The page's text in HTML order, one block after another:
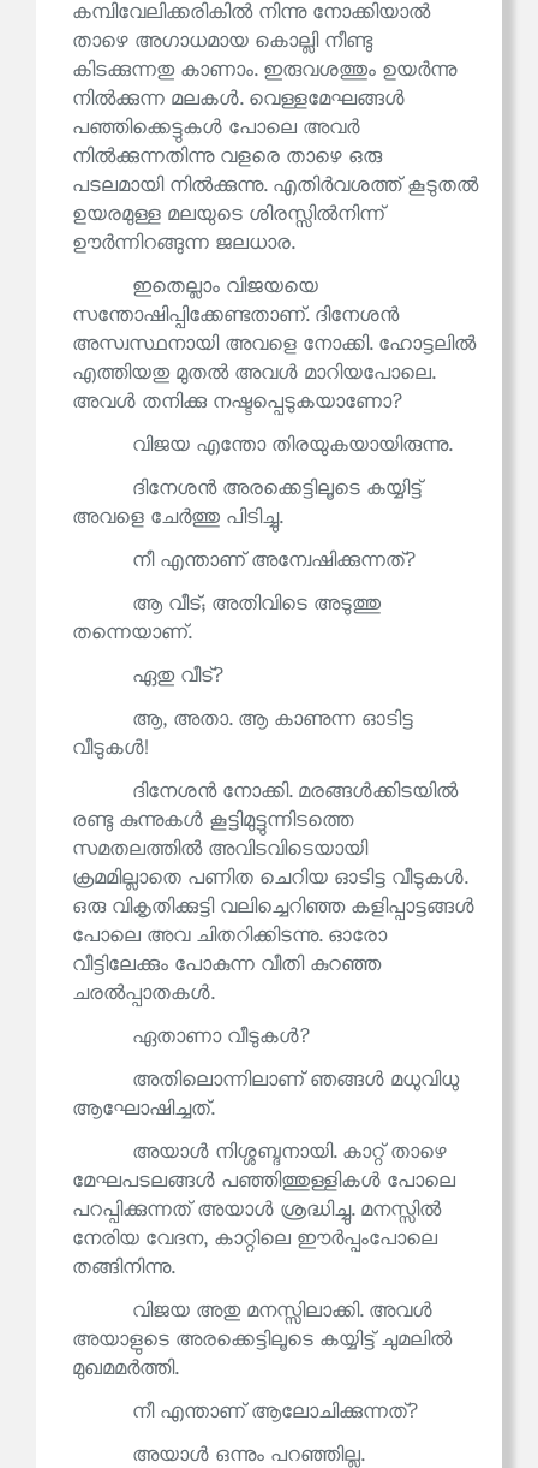
കമ്പിവേലിക്കരികിൽ നിന്നു നോക്കിയാൽ
താഴെ അഗാധമായ കൊല്ലി നീണ്ടു
കിടക്കുന്നതു കാണാം. ഇരുവശത്തും ഉയർന്നു
നിൽക്കുന്ന മലകൾ. വെള്ളമേഘങ്ങൾ
പഞ്ഞിക്കെട്ടുകൾ പോലെ അവർ
നിൽക്കുന്നതിന്നു വളരെ താഴെ ഒരു
പടലമായി നിൽക്കുന്നു. എതിർവശത്ത് കൂടുതൽ
ഉയരമുള്ള മലയുടെ ശിരസ്സിൽനിന്ന്
ഊർന്നിറങ്ങുന്ന ജലധാര.
ഇതെല്ലാം വിജയയെ
സന്തോഷിപ്പിക്കേണ്ടതാണ്. ദിനേശൻ
അസ്വസ്ഥനായി അവളെ നോക്കി. ഹോട്ടലിൽ
എത്തിയതു മുതൽ അവൾ മാറിയപോലെ.
അവൾ തനിക്കു നഷ്ടപ്പെടുകയാണോ?
വിജയ എന്തോ തിരയുകയായിരുന്നു.
ദിനേശൻ അരക്കെട്ടിലൂടെ കയ്യിട്ട്
അവളെ ചേർത്തു പിടിച്ചു.
നീ എന്താണ് അന്വേഷിക്കുന്നത്?
ആ വീട്; അതിവിടെ അടുത്തു
തന്നെയാണ്.
ഏതു വീട്?
ആ, അതാ. ആ കാണുന്ന ഓടിട്ട
വീടുകൾ!
ദിനേശൻ നോക്കി. മരങ്ങൾക്കിടയിൽ
രണ്ടു കുന്നുകൾ കൂട്ടിമുട്ടുന്നിടത്തെ
സമതലത്തിൽ അവിടവിടെയായി
ക്രമമില്ലാതെ പണിത ചെറിയ ഓടിട്ട വീടുകൾ.
ഒരു വികൃതിക്കുട്ടി വലിച്ചെറിഞ്ഞ കളിപ്പാട്ടങ്ങൾ
പോലെ അവ ചിതറിക്കിടന്നു. ഓരോ
വീട്ടിലേക്കും പോകുന്ന വീതി കുറഞ്ഞ
ചരൽപ്പാതകൾ.
ഏതാണാ വീടുകൾ?
അതിലൊന്നിലാണ് ഞങ്ങൾ മധുവിധു
ആഘോഷിച്ചത്.
അയാൾ നിശ്ശബ്ദനായി. കാറ്റ് താഴെ
മേഘപടലങ്ങൾ പഞ്ഞിത്തുള്ളികൾ പോലെ
പറപ്പിക്കുന്നത് അയാൾ ശ്രദ്ധിച്ചു. മനസ്സിൽ
നേരിയ വേദന, കാറ്റിലെ ഈർപ്പംപോലെ
തങ്ങിനിന്നു.
വിജയ അതു മനസ്സിലാക്കി. അവൾ
അയാളുടെ അരക്കെട്ടിലൂടെ കയ്യിട്ട് ചുമലിൽ
മുഖമമർത്തി.
നീ എന്താണ് ആലോചിക്കുന്നത്?
അയാൾ ഒന്നും പറഞ്ഞില്ല.